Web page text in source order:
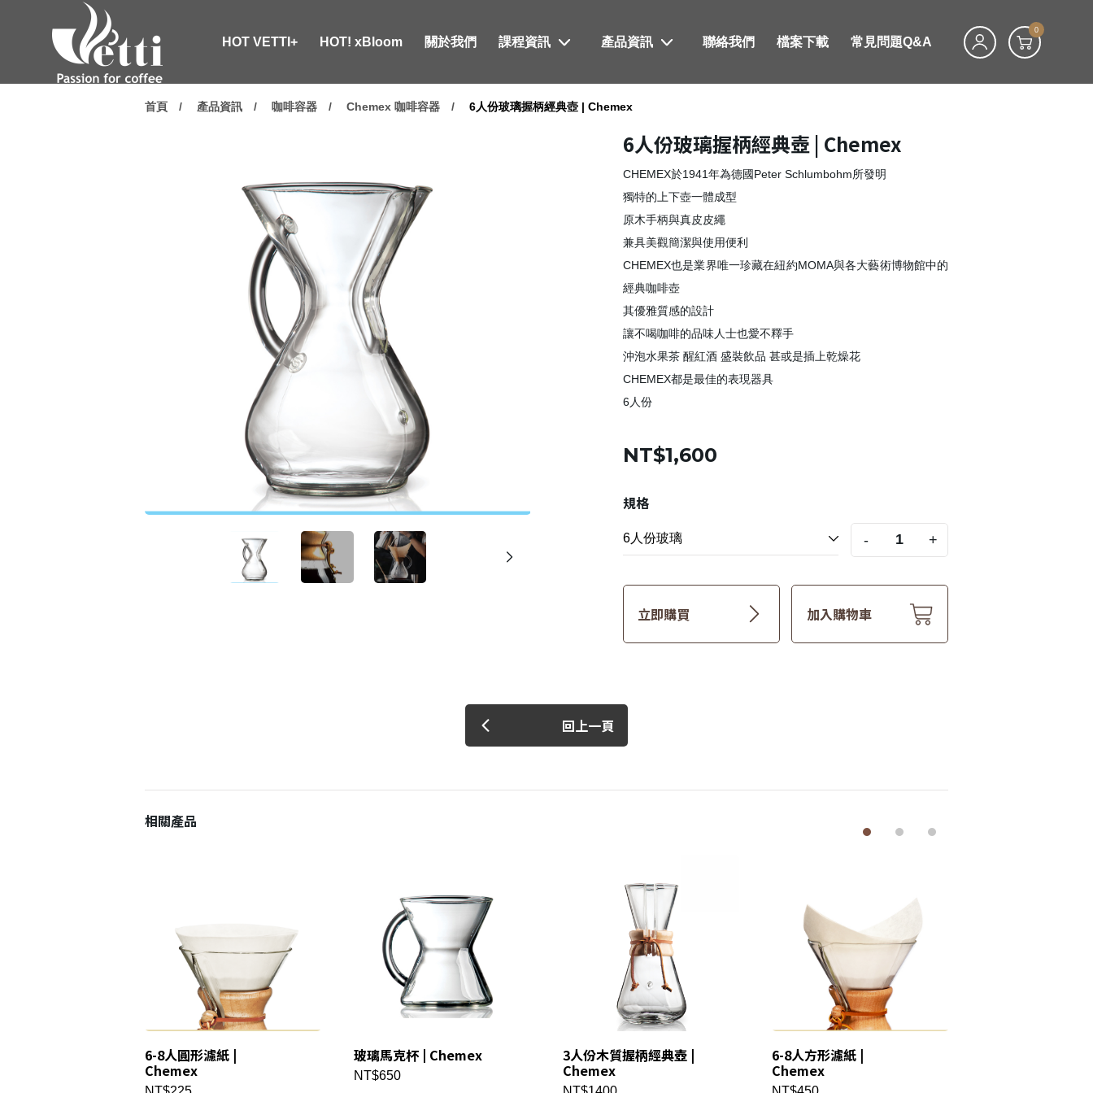
0
HOT VETTI+ HOT! xBloom 關於我們 課程資訊 產品資訊 聯絡我們 檔案下載 常見問題Q&A
首頁 產品資訊 咖啡容器 Chemex 咖啡容器 6人份玻璃握柄經典壺 | Chemex
6人份玻璃握柄經典壺 | Chemex
CHEMEX於1941年為德國Peter Schlumbohm所發明
獨特的上下壺一體成型
原木手柄與真皮皮繩
兼具美觀簡潔與使用便利
CHEMEX也是業界唯一珍藏在紐約MOMA與各大藝術博物館中的
經典咖啡壺
其優雅質感的設計
讓不喝咖啡的品味人士也愛不釋手
沖泡水果茶 醒紅酒 盛裝飲品 甚或是插上乾燥花
CHEMEX都是最佳的表現器具
6人份
NT$1,600
規格
- +
立即購買 加入購物車
回上一頁
相關產品
6-8人圓形濾紙 |
Chemex
玻璃馬克杯 | Chemex
NT$650
3人份木質握柄經典壺 |
Chemex
6-8人方形濾紙 |
Chemex